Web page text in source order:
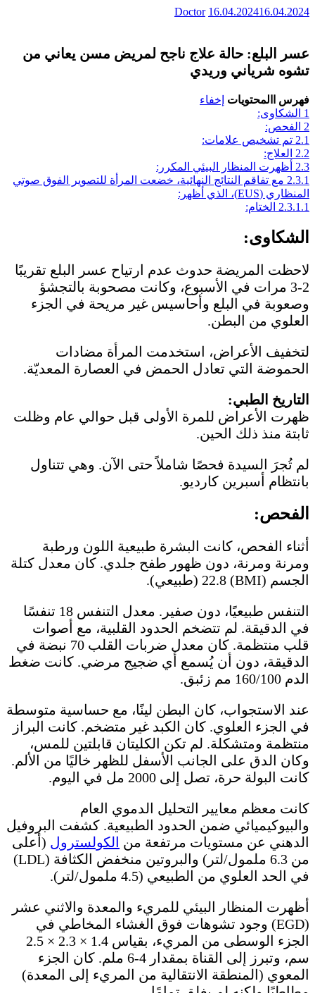
16.04.202416.04.2024
Doctor
عسر البلع: حالة علاج ناجح لمريض مسن يعاني من
تشوه شرياني وريدي
فهرس االمحتويات إخفاء
1 الشكاوى:
2 الفحص:
2.1 تم تشخيص علامات:
2.2 العلاج:
2.3 أظهرت المنظار البيئي المكرر:
2.3.1 مع تفاقم النتائج النهائية، خضعت المرأة للتصوير الفوق صوتي
المنظاري (EUS)، الذي أظهر:
2.3.1.1 الختام:
الشكاوى:
لاحظت المريضة حدوث عدم ارتياح عسر البلع تقريبًا
2-3 مرات في الأسبوع، وكانت مصحوبة بالتجشؤ
وصعوبة في البلع وأحاسيس غير مريحة في الجزء
العلوي من البطن.
لتخفيف الأعراض، استخدمت المرأة مضادات
الحموضة التي تعادل الحمض في العصارة المعديّة.
التاريخ الطبي:
ظهرت الأعراض للمرة الأولى قبل حوالي عام وظلت
ثابتة منذ ذلك الحين.
لم تُجرَ السيدة فحصًا شاملاً حتى الآن. وهي تتناول
بانتظام أسبرين كارديو.
الفحص:
أثناء الفحص، كانت البشرة طبيعية اللون ورطبة
ومرنة ومرنة، دون ظهور طفح جلدي. كان معدل كتلة
الجسم (BMI) 22.8 (طبيعي).
التنفس طبيعيًا، دون صفير. معدل التنفس 18 تنفسًا
في الدقيقة. لم تتضخم الحدود القلبية، مع أصوات
قلب منتظمة. كان معدل ضربات القلب 70 نبضة في
الدقيقة، دون أن يُسمع أي ضجيج مرضي. كانت ضغط
الدم 160/100 مم زئبق.
عند الاستجواب، كان البطن لينًا، مع حساسية متوسطة
في الجزء العلوي. كان الكبد غير متضخم. كانت البراز
منتظمة ومتشكلة. لم تكن الكليتان قابلتين للمس،
وكان الدق على الجانب الأسفل للظهر خاليًا من الألم.
كانت البولة حرة، تصل إلى 2000 مل في اليوم.
كانت معظم معايير التحليل الدموي العام
والبيوكيميائي ضمن الحدود الطبيعية. كشفت البروفيل
الدهني عن مستويات مرتفعة من الكولسترول (أعلى
من 6.3 ملمول/لتر) والبروتين منخفض الكثافة (LDL)
في الحد العلوي من الطبيعي (4.5 ملمول/لتر).
أظهرت المنظار البيئي للمريء والمعدة والاثني عشر
(EGD) وجود تشوهات فوق الغشاء المخاطي في
الجزء الوسطى من المريء، بقياس 1.4 × 2.3 × 2.5
سم، وتبرز إلى القناة بمقدار 4-6 ملم. كان الجزء
المعوي (المنطقة الانتقالية من المريء إلى المعدة)